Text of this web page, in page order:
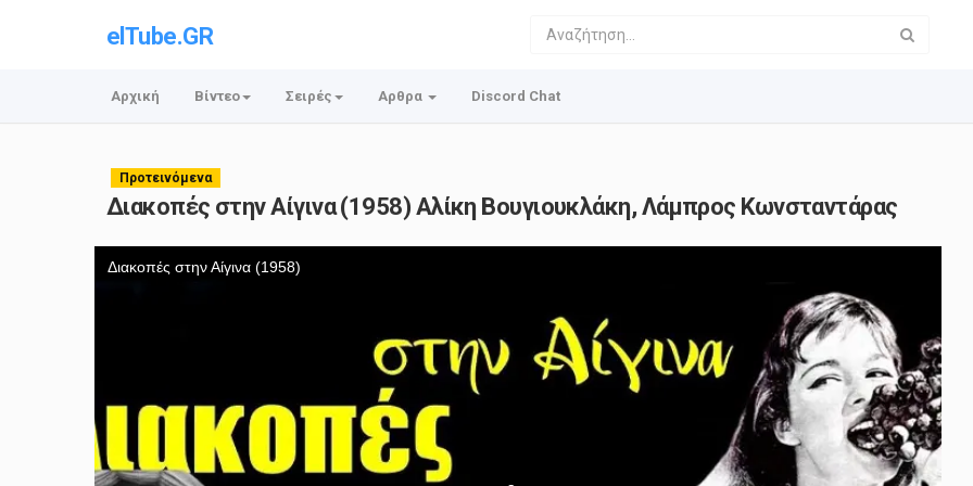
elTube.GR
Αρχική Βίντεο Σειρές Αρθρα Discord Chat
Προτεινόμενα
Διακοπές στην Αίγινα (1958) Αλίκη Βουγιουκλάκη, Λάμπρος Κωνσταντάρας